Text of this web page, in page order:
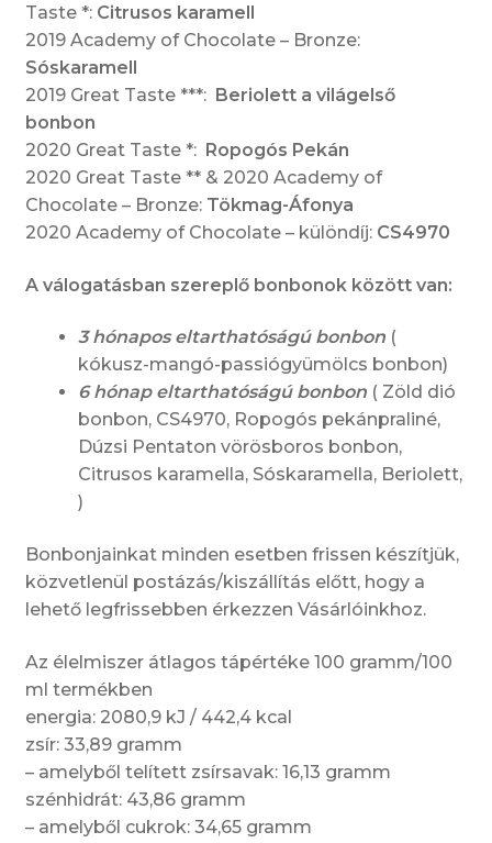
Taste *: Citrusos karamell
2019 Academy of Chocolate – Bronze:
Sóskaramell
2019 Great Taste ***: Beriolett a világelső
bonbon
2020 Great Taste *: Ropogós Pekán
2020 Great Taste ** & 2020 Academy of
Chocolate – Bronze:Tökmag-Áfonya
2020 Academy of Chocolate – különdíj:CS4970
A válogatásban szereplő bonbonok között van:
3 hónapos eltarthatóságú bonbon(
kókusz-mangó-passiógyümölcs bonbon)
6 hónap eltarthatóságú bonbon( Zöld dió
bonbon, CS4970, Ropogós pekánpraliné,
Dúzsi Pentaton vörösboros bonbon,
Citrusos karamella, Sóskaramella, Beriolett,
)
Bonbonjainkat minden esetben frissen készítjük,
közvetlenül postázás/kiszállítás előtt, hogy a
lehető legfrissebben érkezzen Vásárlóinkhoz.
Az élelmiszer átlagos tápértéke 100 gramm/100
ml termékben
energia: 2080,9 kJ / 442,4 kcal
zsír: 33,89 gramm
– amelyből telített zsírsavak: 16,13 gramm
szénhidrát: 43,86 gramm
– amelyből cukrok: 34,65 gramm